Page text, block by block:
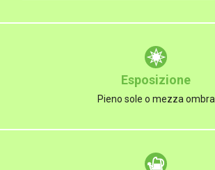
Esposizione
Pieno sole o mezza ombra